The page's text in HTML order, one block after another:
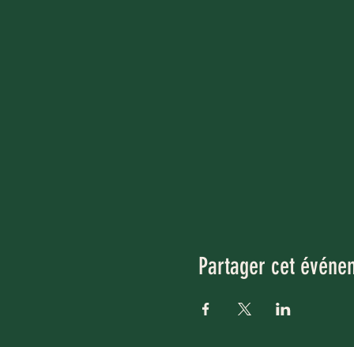
Partager cet